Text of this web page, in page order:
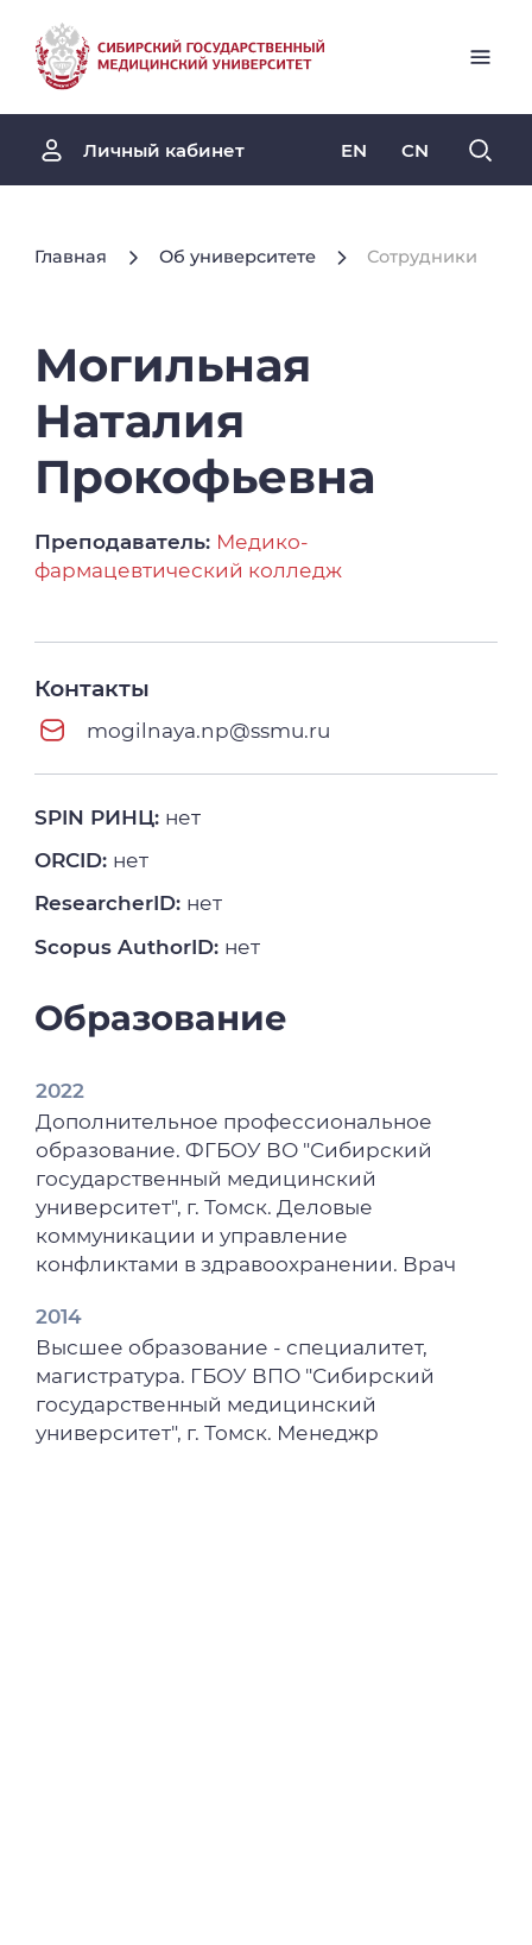
Личный кабинет EN CN
Главная Об университете Сотрудники
Могильная
Наталия
Прокофьевна
Преподаватель: Медико-
фармацевтический колледж
Контакты
mogilnaya.np@ssmu.ru
SPIN РИНЦ: нет
ORCID: нет
ResearcherID: нет
Scopus AuthorID: нет
Образование
2022
Дополнительное профессиональное
образование. ФГБОУ ВО "Сибирский
государственный медицинский
университет", г. Томск. Деловые
коммуникации и управление
конфликтами в здравоохранении. Врач
2014
Высшее образование - специалитет,
магистратура. ГБОУ ВПО "Сибирский
государственный медицинский
университет", г. Томск. Менеджр